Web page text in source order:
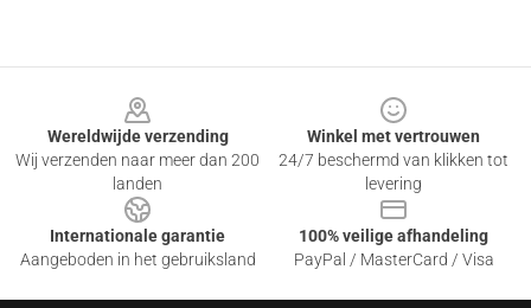
Wereldwijde verzending
Wij verzenden naar meer dan 200
landen
Winkel met vertrouwen
24/7 beschermd van klikken tot
levering
Internationale garantie
Aangeboden in het gebruiksland
100% veilige afhandeling
PayPal / MasterCard / Visa